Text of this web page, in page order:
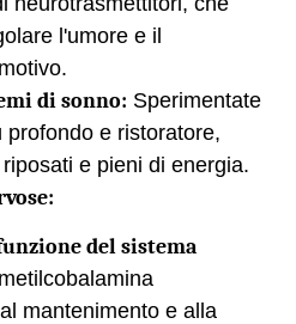
l'umore e il
di sonno: Sperimentate
profondo e ristoratore,
e pieni di energia.
del sistema
mantenimento e alla